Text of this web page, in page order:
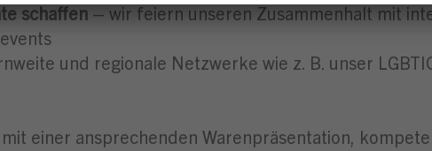
schaffen – wir feiern unseren Zusammenhalt mit
und regionale Netzwerke wie z. B. unser
einer ansprechenden Warenpräsentation,